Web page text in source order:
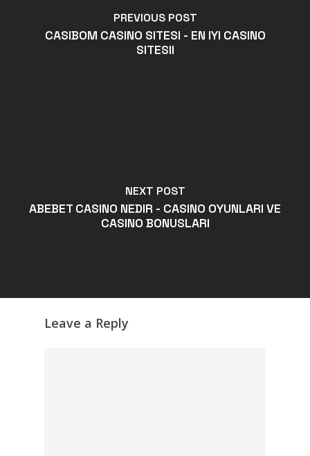
PREVIOUS POST
CASIBOM CASINO SITESI - EN IYI CASINO
SITESII
NEXT POST
ABEBET CASINO NEDIR - CASINO OYUNLARI VE
CASINO BONUSLARI
Leave a Reply